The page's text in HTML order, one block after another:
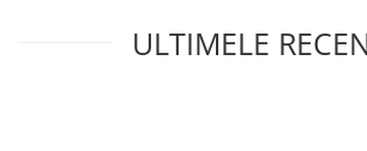
ULTIMELE